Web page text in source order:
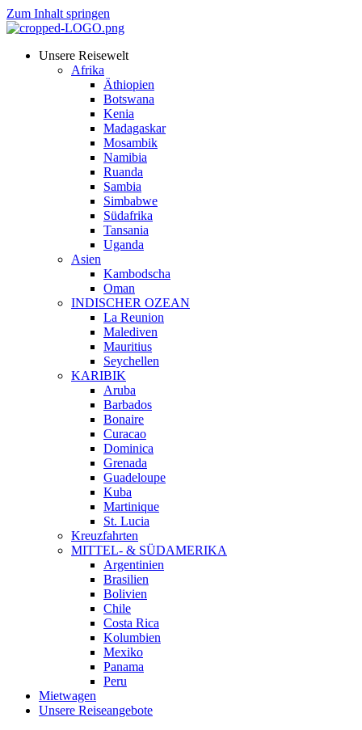
Zum Inhalt springen
Unsere Reisewelt
Afrika
Äthiopien
Botswana
Kenia
Madagaskar
Mosambik
Namibia
Ruanda
Sambia
Simbabwe
Südafrika
Tansania
Uganda
Asien
Kambodscha
Oman
INDISCHER OZEAN
La Reunion
Malediven
Mauritius
Seychellen
KARIBIK
Aruba
Barbados
Bonaire
Curacao
Dominica
Grenada
Guadeloupe
Kuba
Martinique
St. Lucia
Kreuzfahrten
MITTEL- & SÜDAMERIKA
Argentinien
Brasilien
Bolivien
Chile
Costa Rica
Kolumbien
Mexiko
Panama
Peru
Mietwagen
Unsere Reiseangebote